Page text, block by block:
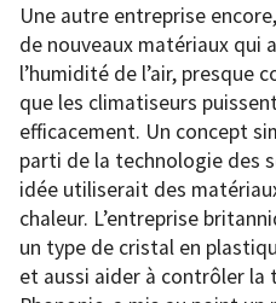
Une autre entreprise encore,
de nouveaux matériaux qui
l’humidité de l’air, presque
que les climatiseurs
efficacement. Un concept
parti de la technologie des
idée utiliserait des
chaleur. L’entreprise
un type de cristal en
et aussi aider à contrôler la